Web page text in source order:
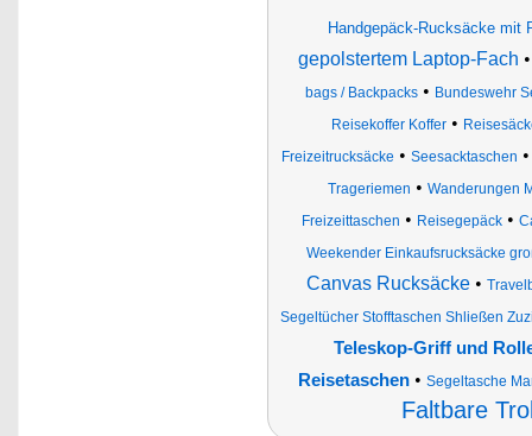
Handgepäck-Rucksäcke mit
gepolstertem Laptop-Fach
bags / Backpacks • Bundeswehr
Reisekoffer Koffer•
Freizeitrucksäcke • Seesacktaschen
Trageriemen • Wanderungen
Freizeittaschen • Reisegepäck•
Weekender Einkaufsrucksäcke
Canvas Rucksäcke•
Segeltücher Stofftaschen Shließen
Teleskop-Griff und
Reisetaschen• Segeltasche
Faltbare